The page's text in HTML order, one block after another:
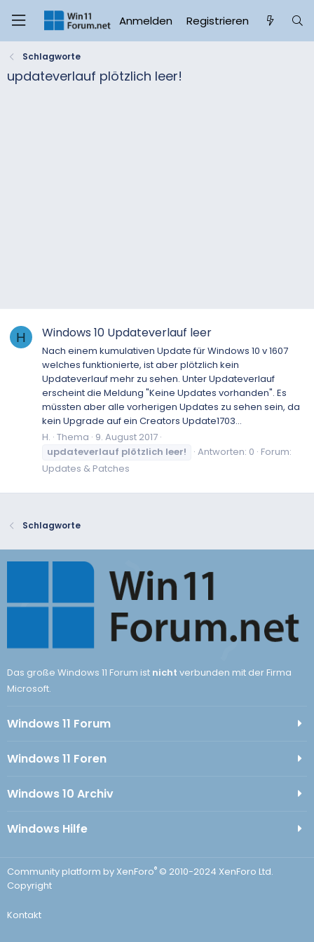
Anmelden Registrieren
Schlagworte
updateverlauf plötzlich leer!
H Windows 10 Updateverlauf leer
Nach einem kumulativen Update für Windows 10 v 1607
welches funktionierte, ist aber plötzlich kein
Updateverlauf mehr zu sehen. Unter Updateverlauf
erscheint die Meldung "Keine Updates vorhanden". Es
müssten aber alle vorherigen Updates zu sehen sein, da
kein Upgrade auf ein Creators Update1703...
H. Thema 9. August 2017
updateverlauf plötzlich leer! Antworten: 0 Forum:
Updates & Patches
Schlagworte
Das große Windows 11 Forum ist nicht verbunden mit der Firma
Microsoft.
Windows 11 Forum
Windows 11 Foren
Windows 10 Archiv
Windows Hilfe
Community platform by XenForo® © 2010-2024 XenForo Ltd.
Copyright
Kontakt